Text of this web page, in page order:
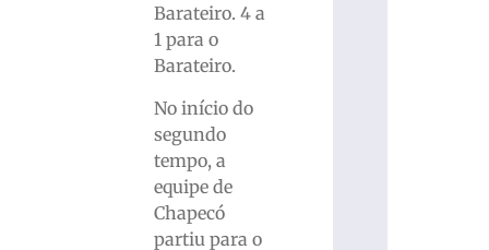
Barateiro. 4 a
1 para o
Barateiro.
No início do
segundo
tempo, a
equipe de
Chapecó
partiu para o